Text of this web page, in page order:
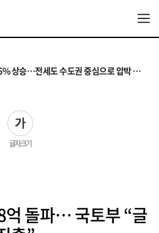
상승…전세도 수도권 중심으로 압박 커져
지원 위축까지… 노란봉투법 불확실성 해법은
벌과 낙인'에서 '교양과 상식'으로
글자크기
억 돌파… 국토부 “글